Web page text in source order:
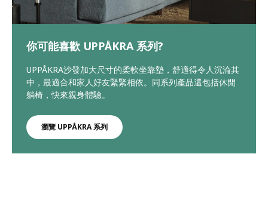
你可能喜歡 UPPÅKRA 系列?
UPPÅKRA沙發加大尺寸的柔軟坐靠墊，舒適得令人沉淪其
中，最適合和家人好友緊緊相依。同系列產品還包括休閒
躺椅，快來親身體驗。
瀏覽 UPPÅKRA 系列